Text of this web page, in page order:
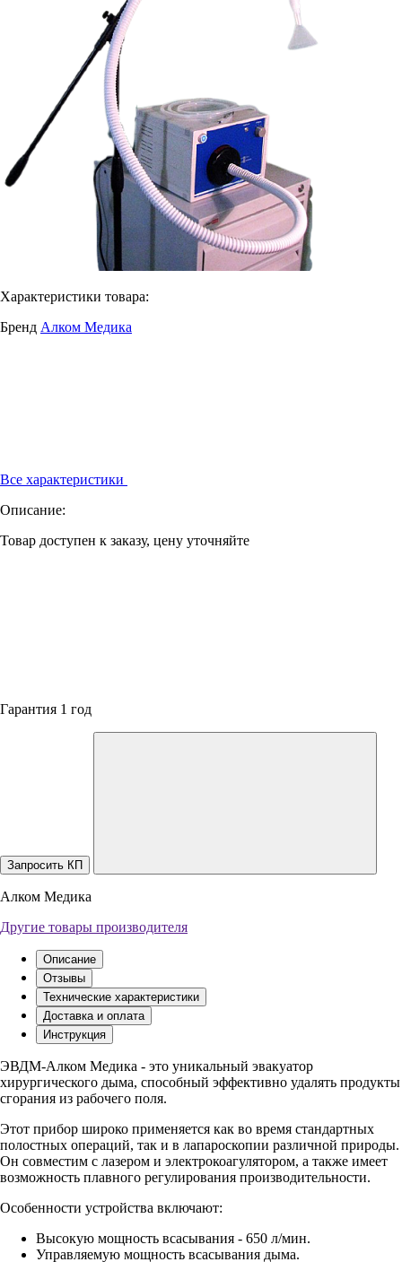
Характеристики товара:
Бренд Алком Медика
Все характеристики
Описание:
Товар доступен к заказу, цену уточняйте
Гарантия 1 год
Запросить КП
Алком Медика
Другие товары производителя
Описание
Отзывы
Технические характеристики
Доставка и оплата
Инструкция
ЭВДМ-Алком Медика - это уникальный эвакуатор
хирургического дыма, способный эффективно удалять продукты
сгорания из рабочего поля.
Этот прибор широко применяется как во время стандартных
полостных операций, так и в лапароскопии различной природы.
Он совместим с лазером и электрокоагулятором, а также имеет
возможность плавного регулирования производительности.
Особенности устройства включают:
Высокую мощность всасывания - 650 л/мин.
Управляемую мощность всасывания дыма.